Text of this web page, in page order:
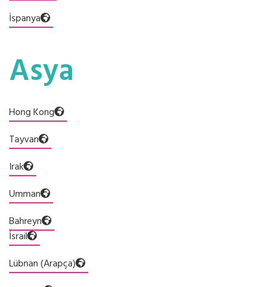
İspanya
Asya
Hong Kong
Tayvan
Irak
Umman
Bahreyn
İsrail
Lübnan (Arapça)